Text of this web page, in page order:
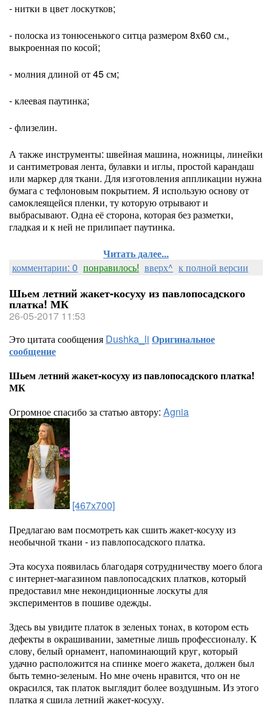
- нитки в цвет лоскутков;
- полоска из тонюсенького ситца размером 8х60 см.,
выкроенная по косой;
- молния длиной от 45 см;
- клеевая паутинка;
- флизелин.
А также инструменты: швейная машина, ножницы, линейки
и сантиметровая лента, булавки и иглы, простой карандаш
или маркер для ткани. Для изготовления аппликации нужна
бумага с тефлоновым покрытием. Я использую основу от
самоклеящейся пленки, ту которую отрывают и
выбрасывают. Одна её сторона, которая без разметки,
гладкая и к ней не прилипает паутинка.
Читать далее...
комментарии: 0 понравилось! вверх^ к полной версии
Шьем летний жакет-косуху из павлопосадского
платка! МК
26-05-2017 11:53
Это цитата сообщения Dushka_li Оригинальное
сообщение
Шьем летний жакет-косуху из павлопосадского платка!
МК
Огромное спасибо за статью автору: Agnia
[467x700]
Предлагаю вам посмотреть как сшить жакет-косуху из
необычной ткани - из павлопосадского платка.
Эта косуха появилась благодаря сотрудничеству моего блога
с интернет-магазином павлопосадских платков, который
предоставил мне некондиционные лоскуты для
экспериментов в пошиве одежды.
Здесь вы увидите платок в зеленых тонах, в котором есть
дефекты в окрашивании, заметные лишь профессионалу. К
слову, белый орнамент, напоминающий круг, который
удачно расположится на спинке моего жакета, должен был
быть темно-зеленым. Но мне очень нравится, что он не
окрасился, так платок выглядит более воздушным. Из этого
платка я сшила летний жакет-косуху.